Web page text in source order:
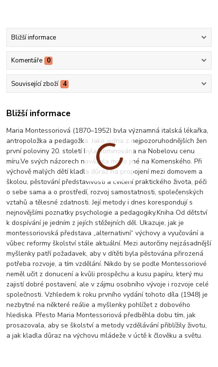
Bližší informace
Komentáře 0
Související zboží 4
Bližší informace
Maria Montessoriová (1870–1952) byla významná italská lékařka,
antropoložka a pedagožka. Jako jedna z nejpozoruhodnějších žen
první poloviny 20. století byla nominována na Nobelovu cenu
míru.Ve svých názorech navázala mimo jiné na Komenského. Při
výchově malých dětí kladla důraz na propojení mezi domovem a
školou, pěstování představivosti a cvičení praktického života, péči
o sebe sama a o prostředí, rozvoj samostatnosti, společenských
vztahů a tělesné zdatnosti. Její metody i dnes korespondují s
nejnovějšími poznatky psychologie a pedagogiky.Kniha Od dětství
k dospívání je jedním z jejích stěžejních děl. Ukazuje, jak je
montessoriovská představa „alternativní“ výchovy a vyučování a
vůbec reformy školství stále aktuální. Mezi autorčiny nejzásadnější
myšlenky patří požadavek, aby v dítěti byla pěstována přirozená
potřeba rozvoje, a tím vzdělání. Nikdo by se podle Montessoriové
neměl učit z donucení a kvůli prospěchu a kusu papíru, který mu
zajistí dobré postavení, ale v zájmu osobního vývoje i rozvoje celé
společnosti. Vzhledem k roku prvního vydání tohoto díla (1948) je
nezbytné na některé reálie a myšlenky pohlížet z dobového
hlediska. Přesto Maria Montessoriová předběhla dobu tím, jak
prosazovala, aby se školství a metody vzdělávání přiblížily životu,
a jak kladla důraz na výchovu mládeže v úctě k člověku a světu.